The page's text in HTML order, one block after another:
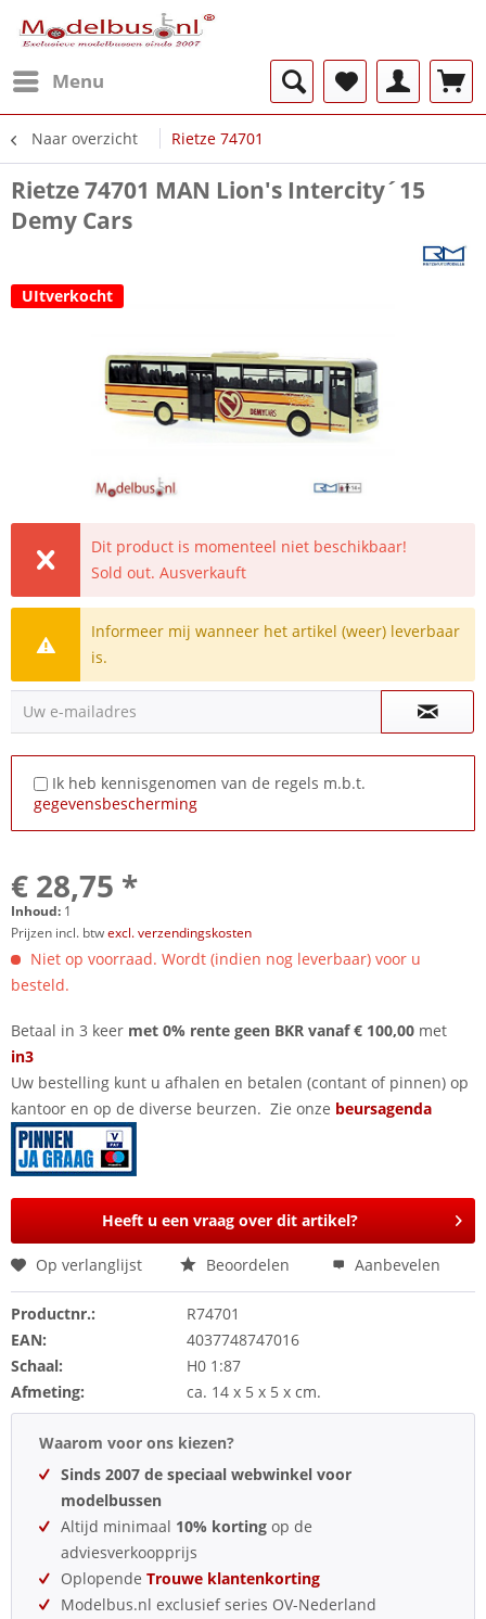
Menu
Naar overzicht Rietze 74701
Rietze 74701 MAN Lion's Intercity´15
Demy Cars
UItverkocht
Dit product is momenteel niet beschikbaar!
Sold out. Ausverkauft
Informeer mij wanneer het artikel (weer) leverbaar
is.
Uw e-mailadres
Ik heb kennisgenomen van de regels m.b.t.
gegevensbescherming
€ 28,75 *
Inhoud: 1
Prijzen incl. btwexcl. verzendingskosten
Niet op voorraad. Wordt (indien nog leverbaar) voor u
besteld.
Betaal in 3 keer met 0% rente geen BKR vanaf € 100,00 met
in3
Uw bestelling kunt u afhalen en betalen (contant of pinnen) op
kantoor en op de diverse beurzen. Zie onze beursagenda
Heeft u een vraag over dit artikel?
Op verlanglijst Beoordelen Aanbevelen
Productnr.:
R74701
EAN:
4037748747016
Schaal:
H0 1:87
Afmeting:
ca. 14 x 5 x 5 x cm.
Waarom voor ons kiezen?
Sinds 2007 de speciaal webwinkel voor
modelbussen
Altijd minimaal 10% korting op de
adviesverkoopprijs
Oplopende Trouwe klantenkorting
Modelbus.nl exclusief series OV-Nederland